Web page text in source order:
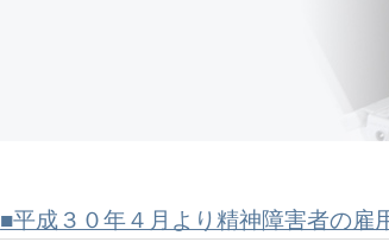
■平成３０年４月より精神障害者の雇